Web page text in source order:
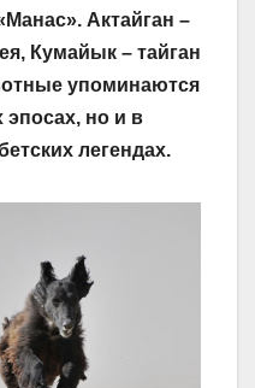
Актайган –
Кумайык – тайган
упоминаются
эпосах, но и в
легендах.